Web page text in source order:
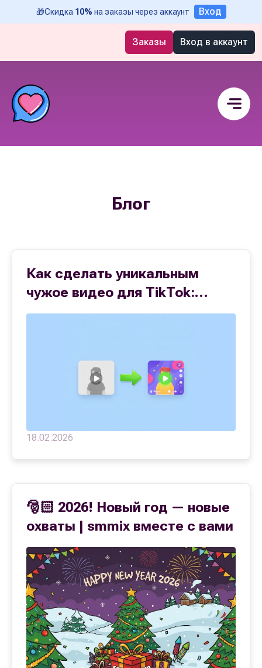
🎁Скидка 10% на заказы через аккаунт Вход
Заказы Вход в аккаунт
Блог
Как сделать уникальным
чужое видео для TikTok:
обход фильтров и защиты в
18.02.2026
🎅🏻 2026! Новый год — новые
охваты | smmix вместе с вами